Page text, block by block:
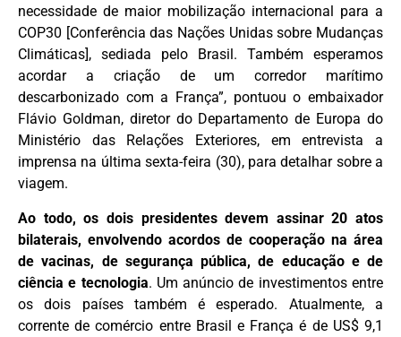
necessidade de maior mobilização internacional para a
COP30 [Conferência das Nações Unidas sobre Mudanças
Climáticas], sediada pelo Brasil. Também esperamos
acordar a criação de um corredor marítimo
descarbonizado com a França”, pontuou o embaixador
Flávio Goldman, diretor do Departamento de Europa do
Ministério das Relações Exteriores, em entrevista a
imprensa na última sexta-feira (30), para detalhar sobre a
viagem.
Ao todo, os dois presidentes devem assinar 20 atos
bilaterais, envolvendo acordos de cooperação na área
de vacinas, de segurança pública, de educação e de
ciência e tecnologia. Um anúncio de investimentos entre
os dois países também é esperado. Atualmente, a
corrente de comércio entre Brasil e França é de US$ 9,1